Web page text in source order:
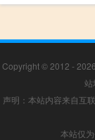
Copyright © 2012 - 2026
站
声明：本站内容来自互
本站仅